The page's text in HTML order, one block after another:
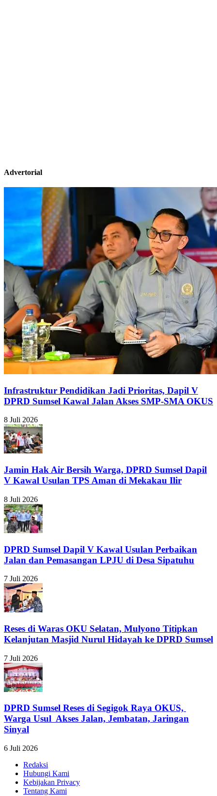
Advertorial
Infrastruktur Pendidikan Jadi Prioritas, Dapil V
DPRD Sumsel Kawal Jalan Akses SMP-SMA OKUS
8 Juli 2026
Jamin Hak Air Bersih Warga, DPRD Sumsel Dapil
V Kawal Usulan TPS Aman di Mekakau Ilir
8 Juli 2026
DPRD Sumsel Dapil V Kawal Usulan Perbaikan
Jalan dan Pemasangan LPJU di Desa Sipatuhu
7 Juli 2026
Reses di Waras OKU Selatan, Mulyono Titipkan
Kelanjutan Masjid Nurul Hidayah ke DPRD Sumsel
7 Juli 2026
DPRD Sumsel Reses di Segigok Raya OKUS,
Warga Usul Akses Jalan, Jembatan, Jaringan
Sinyal
6 Juli 2026
Redaksi
Hubungi Kami
Kebijakan Privacy
Tentang Kami